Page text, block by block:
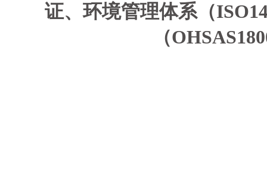
证、环境管理体系（
（